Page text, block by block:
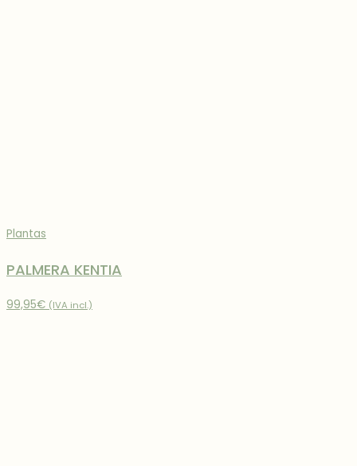
Plantas
PALMERA KENTIA
99,95€ (IVA incl.)